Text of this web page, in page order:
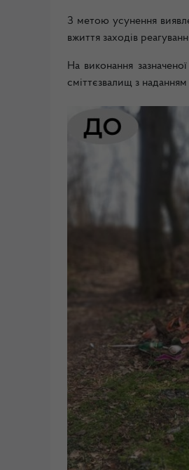
З метою усунення
вжиття заходів
На виконання
сміттєзвалищ з